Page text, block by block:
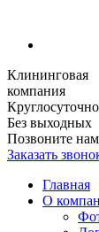
Клининговая
компания
Круглосуточно
Без выходных
Позвоните
Заказать
Главная
О